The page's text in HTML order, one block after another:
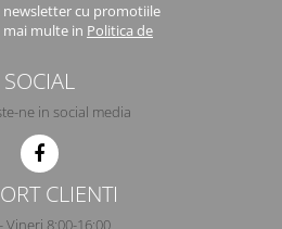
newsletter cu promotiile
mai multe in Politica de
SOCIAL
ne in social media
CLIENTI
Vineri 8:00-16:00